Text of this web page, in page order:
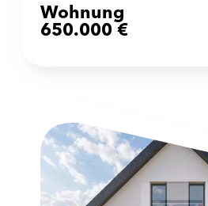
Wohnung
650.000 €